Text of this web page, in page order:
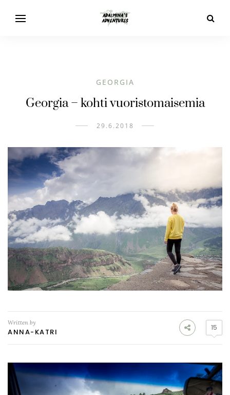
GEORGIA
Georgia – kohti vuoristomaisemia
29.6.2018
Written by
ANNA-KATRI 15